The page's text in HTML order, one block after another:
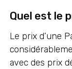
Quel est le
Le prix d’une
avec des prix